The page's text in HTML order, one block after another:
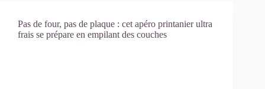
Pas de four, pas de plaque : cet apéro printanier ultra
frais se prépare en empilant des couches